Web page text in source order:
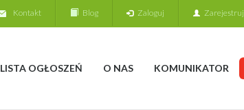
Zaloguj Zarejestruj
Kontakt Blog
LISTA OGŁOSZEŃ O NAS KOMUNIKATOR